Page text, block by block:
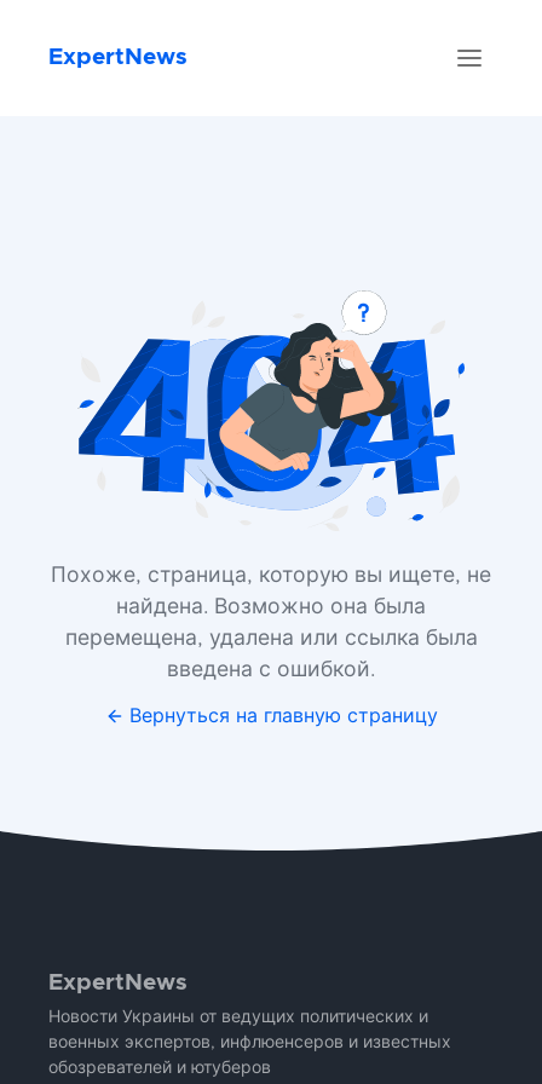
ExpertNews
Похоже, страница, которую вы ищете, не
найдена. Возможно она была
перемещена, удалена или ссылка была
введена с ошибкой.
Вернуться на главную страницу
ExpertNews
Новости Украины от ведущих политических и
военных экспертов, инфлюенсеров и известных
обозревателей и ютуберов